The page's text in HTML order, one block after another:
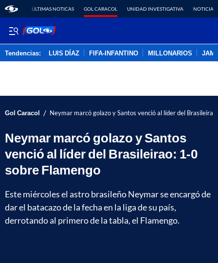
ÚLTIMAS NOTICAS GOL CARACOL UNIDAD INVESTIGATIVA NOTICIAS
Tendencias: LUIS DÍAZ FIFA-INFANTINO MILLONARIOS
Gol Caracol / Neymar marcó golazo y Santos venció al líder del
Neymar marcó golazo y Santos
venció al líder del Brasileirao: 1-0
sobre Flamengo
Este miércoles el astro brasileño Neymar se encargó de
dar el batacazo de la fecha en la liga de su país,
derrotando al primero de la tabla, el Flamengo.